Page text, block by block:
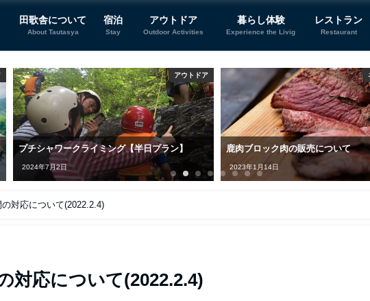
田歌舎について
About Tautasya
宿泊
Stay
アウトドア
Outdoor Activities
暮らし体験
Experience the Livig
レストラン
Restaurant
アウトドア
プチシャワークライミング【半日プラン】
2024年7月2日
鹿肉ブロック肉の販売について
2023年1月14日
対応について(2022.2.4)
対応について(2022.2.4)